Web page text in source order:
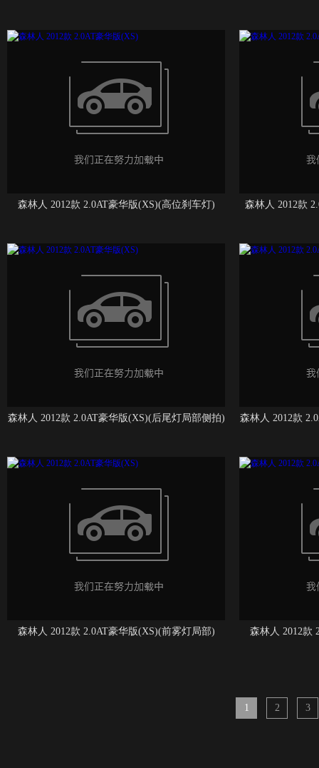
森林人 2012款 2.0AT豪华版(XS)(高位刹车灯) 森林人 2012款
森林人 2012款 2.0AT豪华版(XS)(后尾灯局部侧拍) 森林人 2012款
森林人 2012款 2.0AT豪华版(XS)(前雾灯局部) 森林人 2012款
1 2 3